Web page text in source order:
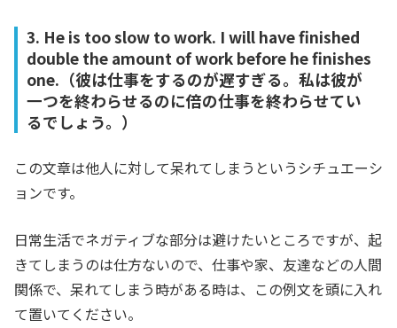
3. He is too slow to work. I will have finished
double the amount of work before he finishes
one.（彼は仕事をするのが遅すぎる。私は彼が
一つを終わらせるのに倍の仕事を終わらせてい
るでしょう。）
この文章は他人に対して呆れてしまうというシチュエーシ
ョンです。
日常生活でネガティブな部分は避けたいところですが、起
きてしまうのは仕方ないので、仕事や家、友達などの人間
関係で、呆れてしまう時がある時は、この例文を頭に入れ
て置いてください。